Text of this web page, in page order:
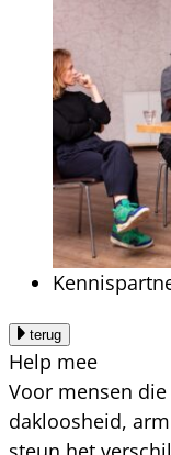
terug
Help mee
Voor mensen
dakloosheid,